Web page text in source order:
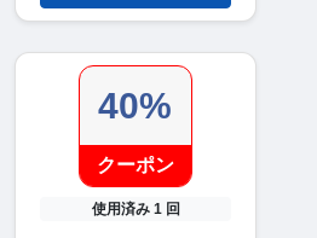
40%
クーポン
使用済み 1 回